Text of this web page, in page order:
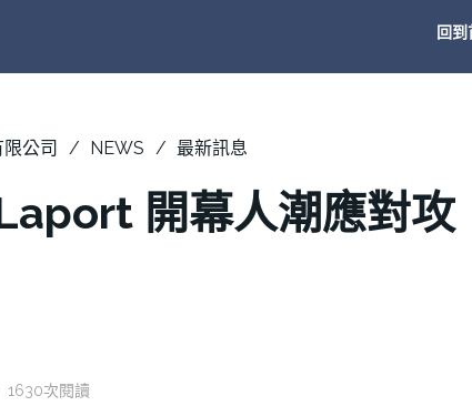
回到
公司 NEWS 最新訊息
開幕人潮應對攻
1630次閱讀